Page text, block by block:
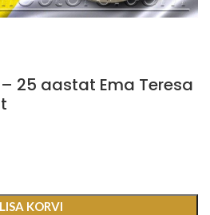
25 aastat Ema Teresa
LISA KORVI